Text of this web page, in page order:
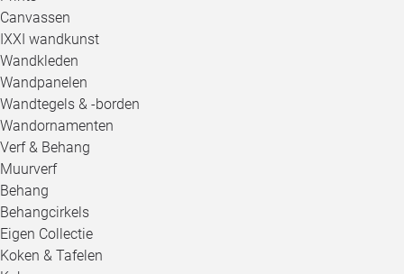
Canvassen
IXXI wandkunst
Wandkleden
Wandpanelen
Wandtegels & -borden
Wandornamenten
Verf & Behang
Muurverf
Behang
Behangcirkels
Eigen Collectie
Koken & Tafelen